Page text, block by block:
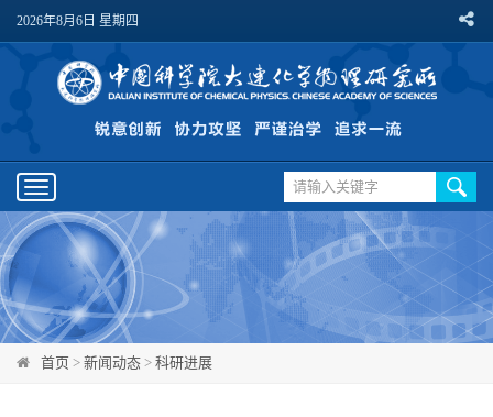
2026年8月6日 星期四
Toggle
navigation
首页 > 新闻动态 > 科研进展